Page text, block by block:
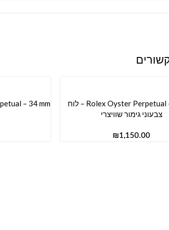
Rolex Oyster Perpetual – 36 mm – לוח
צבעוני גימור שוויצרי
₪
הוספה לסל